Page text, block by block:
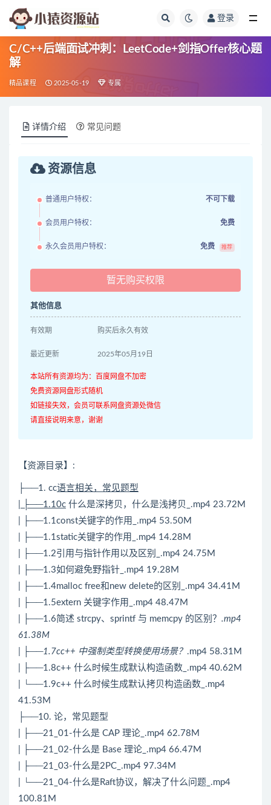
登录
C/C++后端面试冲刺：LeetCode+剑指Offer核心题
解
精品课程 2025-05-19 专属
详情介绍 常见问题
资源信息
普通用户特权： 不可下载
会员用户特权： 免费
永久会员用户特权： 免费 推荐
暂无购买权限
其他信息
有效期 购买后永久有效
最近更新 2025年05月19日
本站所有资源均为：百度网盘不加密
免费资源网盘形式随机
如链接失效，会员可联系网盘资源处微信
请直接说明来意，谢谢
【资源目录】:
├──1. cc语言相关，常见题型
| ├──1.10c 什么是深拷贝，什么是浅拷贝_.mp4 23.72M
| ├──1.1const关键字的作用_.mp4 53.50M
| ├──1.1static关键字的作用_.mp4 14.28M
| ├──1.2引用与指针作用以及区别_.mp4 24.75M
| ├──1.3如何避免野指针_.mp4 19.28M
| ├──1.4malloc free和new delete的区别_.mp4 34.41M
| ├──1.5extern 关键字作用_.mp4 48.47M
| ├──1.6简述 strcpy、sprintf 与 memcpy 的区别？ .mp4
61.38M
| ├──1.7cc++ 中强制类型转换使用场景？ .mp4 58.31M
| ├──1.8c++ 什么时候生成默认构造函数_.mp4 40.62M
| └──1.9c++ 什么时候生成默认拷贝构造函数_.mp4
41.53M
├──10. 论，常见题型
| ├──21_01-什么是 CAP 理论_.mp4 62.78M
| ├──21_02-什么是 Base 理论_.mp4 66.47M
| ├──21_03-什么是2PC_.mp4 97.34M
| └──21_04-什么是Raft协议，解决了什么问题_.mp4
100.81M